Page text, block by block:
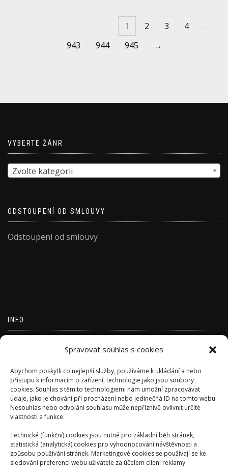
Spravovat souhlas s cookies
Abychom poskytli co nejlepší služby, používáme k ukládání a nebo
přístupu k informacím o zařízení, technologie jako jsou soubory
cookies. Souhlas s těmito technologiemi nám umožní zpracovávat
údaje, jako je chování při procházení nebo jedinečná ID na tomto webu.
Nesouhlas nebo odvolání souhlasu může nepříznivě ovlivnit určité
vlastnosti a funkce.
Technické (funkční) cookies jsou nutné pro základní běh stránek,
statistická (analytická) cookies pro vyhodnocování návštěvnosti a
způsobu používání stránek. Marketingové cookies se používají se ke
sledování preferencí webu uživatele za účelem cílení reklamy.
1 2 3 4
…
943
944 945 →
VYBERTE ŽÁNR
Zvolte kategorii
ODSTOUPENÍ OD SMLOUVY
Odstoupení od smlouvy
INFO
Kanál komentářů
Česká lokalizace